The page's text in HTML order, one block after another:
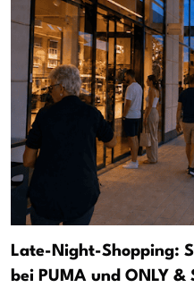
Late-Night-Shopping:
bei PUMA und ONLY &